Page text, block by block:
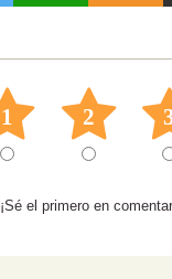
1 2
¡Sé el primero en